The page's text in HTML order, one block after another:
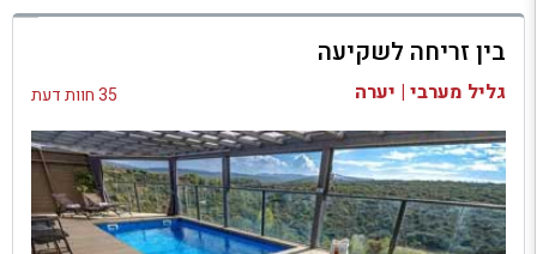
למתחם זה
בדיקת זמינות ומחירים
בין זריחה לשקיעה
גליל מערבי | יערה 35 חוות דעת